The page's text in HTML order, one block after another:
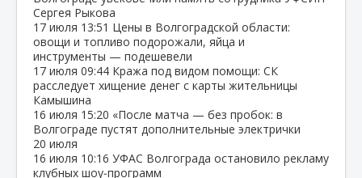
Сергея Рыкова
17 июля 13:51 Цены в Волгоградской области:
овощи и топливо подорожали, яйца и
инструменты — подешевели
17 июля 09:44 Кража под видом помощи: СК
расследует хищение денег с карты жительницы
Камышина
16 июля 15:20 «После матча — без пробок: в
Волгограде пустят дополнительные электрички
20 июля
16 июля 10:16 УФАС Волгограда остановило рекламу
клубных шоу‑программ